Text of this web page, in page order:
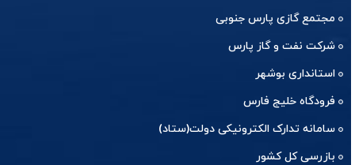
مجتمع گازی پارس جنوبی
شرکت نفت و گاز پارس
استانداری بوشهر
فرودگاه خلیج فارس
سامانه تدارک الکترونیکی دولت(ستاد)
بازرسی کل کشور